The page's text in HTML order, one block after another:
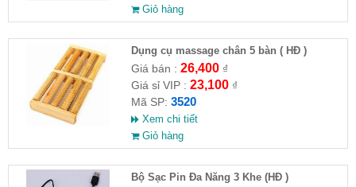
Giỏ hàng
Dụng cụ massage chân 5 bàn ( HĐ )
Giá bán : 26,400₫
Giá sỉ VIP : 23,100₫
Mã SP: 3520
Xem chi tiết
Giỏ hàng
Bộ Sạc Pin Đa Năng 3 Khe (HĐ )